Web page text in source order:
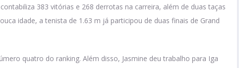
383 vitórias e 268 derrotas na carreira, além de duas taças
idade, a tenista de 1.63 m já participou de duas finais de Grand
quatro do ranking. Além disso, Jasmine deu trabalho para Iga